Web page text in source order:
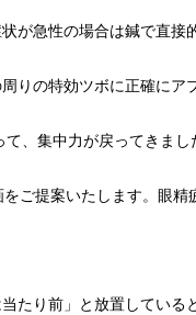
が急性の場合は鍼で直
の特効ツボに正確に
、集中力が戻ってきま
ご提案いたします。眼
り前」と放置している